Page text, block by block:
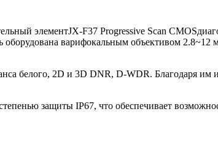
элементJX-F37 Progressive Scan
варифокальным объективом
белого, 2D и 3D DNR, D-WDR. Благодаря
защиты IP67, что обеспечивает